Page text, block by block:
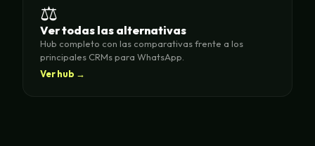
⚖️
Ver todas las alternativas
Hub completo con las comparativas frente a los
principales CRMs para WhatsApp.
Ver hub →